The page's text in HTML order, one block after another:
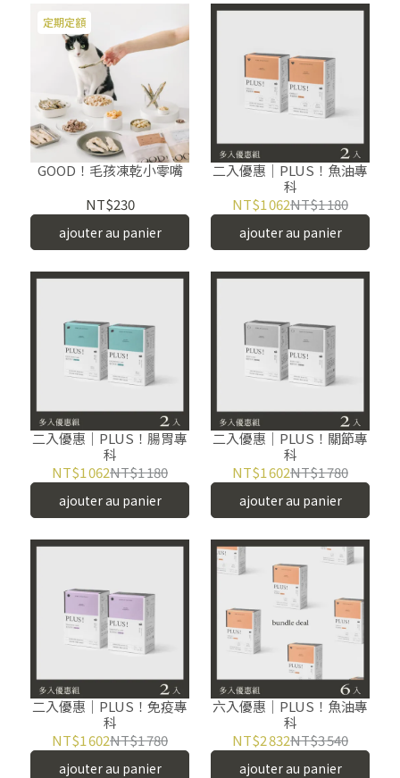
定期定額
GOOD！毛孩凍乾小零嘴
NT$230
ajouter au panier
二入優惠｜PLUS！魚油專
科
NT$1 062NT$1 180
ajouter au panier
二入優惠｜PLUS！腸胃專
科
NT$1 062NT$1 180
ajouter au panier
二入優惠｜PLUS！關節專
科
NT$1 602NT$1 780
ajouter au panier
二入優惠｜PLUS！免疫專
科
NT$1 602NT$1 780
ajouter au panier
六入優惠｜PLUS！魚油專
科
NT$2 832NT$3 540
ajouter au panier